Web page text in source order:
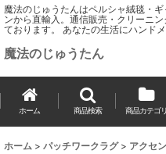
魔法のじゅうたんはペルシャ絨毯・
ンから直輸入。通信販売・クリーニ
ております。 あなたの生活にハンド
魔法のじゅうたん
ホーム 商品検索 商品カテゴリ
ホーム > パッチワークラグ > アクセ